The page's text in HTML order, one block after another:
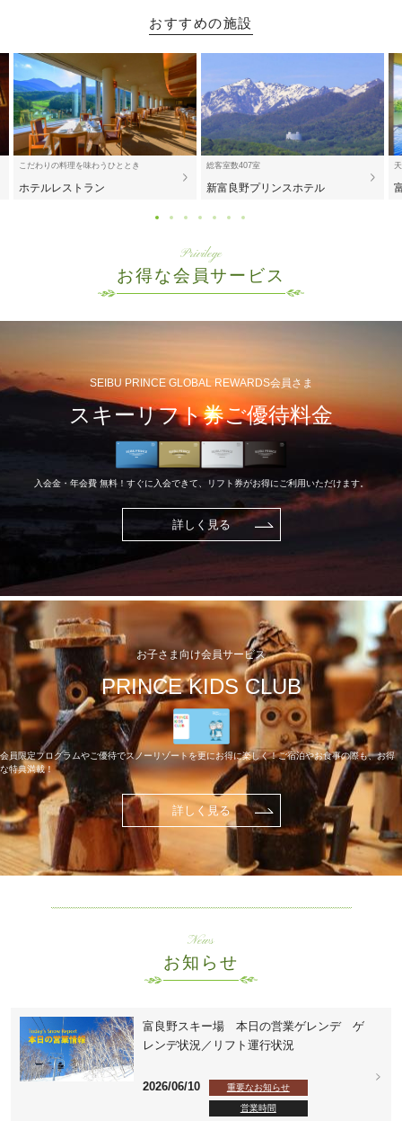
おすすめの施設
こだわりの料理を味わうひととき
ホテルレストラン
総客室数407室
新富良野プリンスホテル
Privilege
お得な会員サービス
SEIBU PRINCE GLOBAL REWARDS会員さま
スキーリフト券ご優待料金
入会金・年会費 無料！すぐに入会できて、リフト券がお得にご利用いただけます。
詳しく見る
お子さま向け会員サービス
PRINCE KIDS CLUB
会員限定プログラムやご優待でスノーリゾートを更にお得に楽しく！ご宿泊やお食事の際も、お得
な特典満載！
詳しく見る
News
お知らせ
富良野スキー場 本日の営業ゲレンデ ゲ
レンデ状況／リフト運行状況
2026/06/10 重要なお知らせ
営業時間